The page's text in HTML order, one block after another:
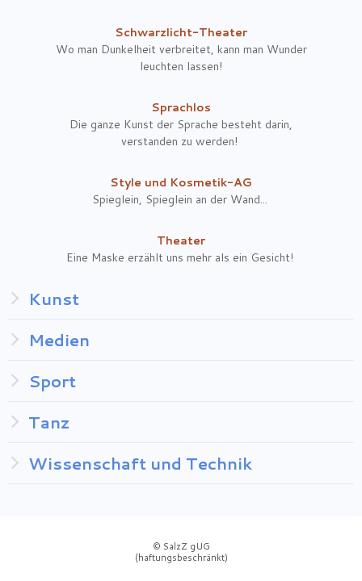
Schwarzlicht-Theater
Wo man Dunkelheit verbreitet, kann man Wunder
leuchten lassen!
Sprachlos
Die ganze Kunst der Sprache besteht darin,
verstanden zu werden!
Style und Kosmetik-AG
Spieglein, Spieglein an der Wand...
Theater
Eine Maske erzählt uns mehr als ein Gesicht!
Kunst
Medien
Sport
Tanz
Wissenschaft und Technik
© SalzZ gUG
(haftungsbeschränkt)